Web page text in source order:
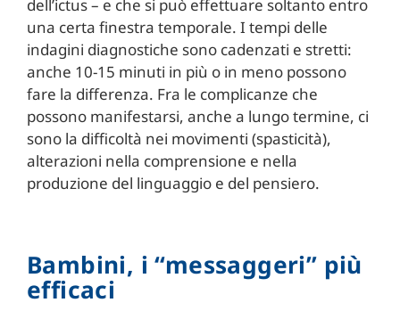
dell’ictus – e che si può effettuare soltanto entro
una certa finestra temporale. I tempi delle
indagini diagnostiche sono cadenzati e stretti:
anche 10-15 minuti in più o in meno possono
fare la differenza. Fra le complicanze che
possono manifestarsi, anche a lungo termine, ci
sono la difficoltà nei movimenti (spasticità),
alterazioni nella comprensione e nella
produzione del linguaggio e del pensiero.
Bambini, i “messaggeri” più
efficaci